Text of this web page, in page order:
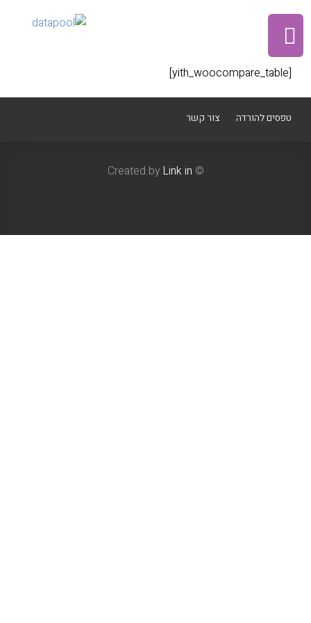
[yith_woocompare_table]
טפסים להורדה צור קשר
© Created by
Link in